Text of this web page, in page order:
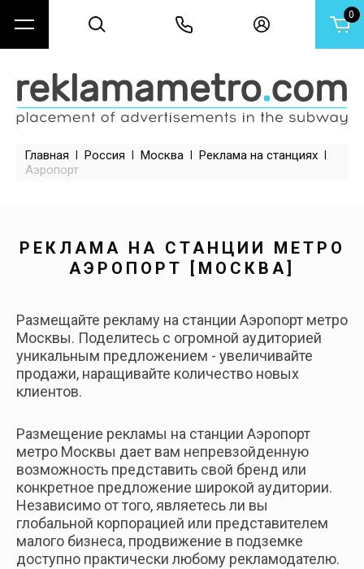
НАЗАД
Россия
Москва
Санкт-Петербург
Нижний Новгород
Новосибирск
НАЗАД
Казахстан
Алматы
НАЗАД
Беларусь
Минск
0
Главная | Россия | Москва | Реклама на станциях |
Аэропорт
РЕКЛАМА НА СТАНЦИИ МЕТРО
АЭРОПОРТ [МОСКВА]
Размещайте рекламу на станции Аэропорт метро
Москвы. Поделитесь с огромной аудиторией
уникальным предложением - увеличивайте
продажи, наращивайте количество новых
клиентов.
Размещение рекламы на станции Аэропорт
метро Москвы дает вам непревзойденную
возможность представить свой бренд или
конкретное предложение широкой аудитории.
Независимо от того, являетесь ли вы
глобальной корпорацией или представителем
малого бизнеса, продвижение в подземке
доступно практически любому рекламодателю.